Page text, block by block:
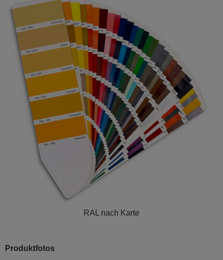
RAL nach Karte
Produktfotos